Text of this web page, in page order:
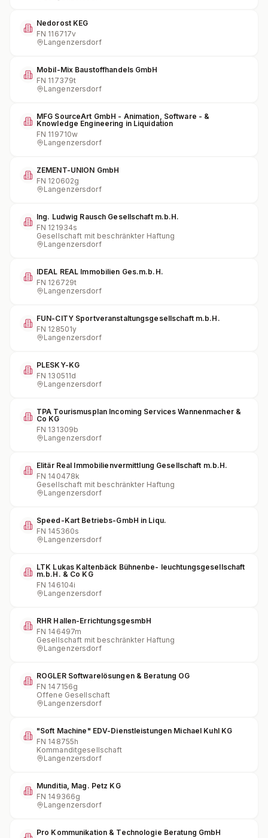
Nedorost KEG
FN 116717v
Langenzersdorf
Mobil-Mix Baustoffhandels GmbH
FN 117379t
Langenzersdorf
MFG SourceArt GmbH - Animation, Software - &
Knowledge Engineering in Liquidation
FN 119710w
Langenzersdorf
ZEMENT-UNION GmbH
FN 120602g
Langenzersdorf
Ing. Ludwig Rausch Gesellschaft m.b.H.
FN 121934s
Gesellschaft mit beschränkter Haftung
Langenzersdorf
IDEAL REAL Immobilien Ges.m.b.H.
FN 126729t
Langenzersdorf
FUN-CITY Sportveranstaltungsgesellschaft m.b.H.
FN 128501y
Langenzersdorf
PLESKY-KG
FN 130511d
Langenzersdorf
TPA Tourismusplan Incoming Services Wannenmacher &
Co KG
FN 131309b
Langenzersdorf
Elitär Real Immobilienvermittlung Gesellschaft m.b.H.
FN 140478k
Gesellschaft mit beschränkter Haftung
Langenzersdorf
Speed-Kart Betriebs-GmbH in Liqu.
FN 145360s
Langenzersdorf
LTK Lukas Kaltenbäck Bühnenbe- leuchtungsgesellschaft
m.b.H. & Co KG
FN 146104i
Langenzersdorf
RHR Hallen-ErrichtungsgesmbH
FN 146497m
Gesellschaft mit beschränkter Haftung
Langenzersdorf
ROGLER Softwarelösungen & Beratung OG
FN 147156g
Offene Gesellschaft
Langenzersdorf
"Soft Machine" EDV-Dienstleistungen Michael Kuhl KG
FN 148755h
Kommanditgesellschaft
Langenzersdorf
Munditia, Mag. Petz KG
FN 149366g
Langenzersdorf
Pro Kommunikation & Technologie Beratung GmbH